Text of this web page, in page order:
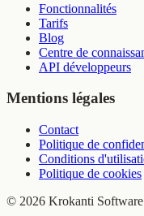
Fonctionnalités
Tarifs
Blog
Centre de
API développeurs
Mentions légales
Contact
Politique de
Conditions
Politique de cookies
© 2026 Krokanti